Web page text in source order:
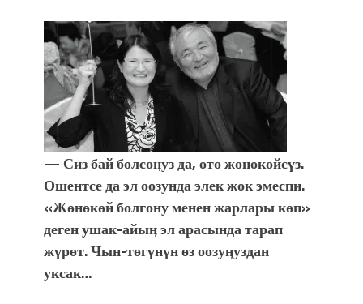
— Сиз бай болсоӊуз да, өтө жөнөкөйсүз.
Ошентсе да эл оозунда элек жок эмеспи.
«Жөнөкөй болгону менен жарлары көп»
деген ушак-айыӊ эл арасында тарап
жүрөт. Чын-төгүнүн өз оозуӊуздан
уксак…